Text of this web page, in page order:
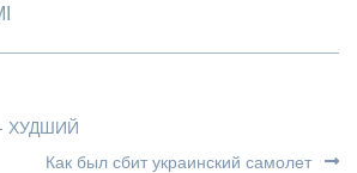
- ХУДШИЙ
Как был сбит украинский самолет